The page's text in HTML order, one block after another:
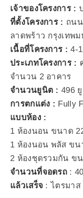
เจ้าของโครงการ :
ที่ตั้งโครงการ : ถน
ลาดพร้าว กรุงเทพ
เนื้อที่โครงการ : 4-
ประเภทโครงการ :
จำนวน 2 อาคาร
จำนวนยูนิต : 496
การตกแต่ง : Fully
แบบห้อง :
1 ห้องนอน ขนาด
1 ห้องนอน พลัส ขน
2 ห้องชุดรวมกัน ข
จำนวนที่จอดรถ :
แล้วเสร็จ : ไตรมาส